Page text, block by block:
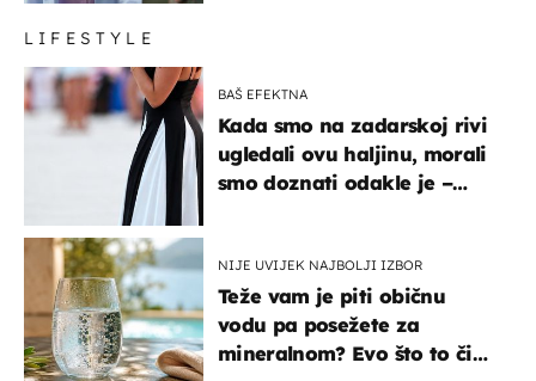
LIFESTYLE
BAŠ EFEKTNA
Kada smo na zadarskoj rivi
ugledali ovu haljinu, morali
smo doznati odakle je –
NIJE UVIJEK NAJBOLJI IZBOR
Teže vam je piti običnu
vodu pa posežete za
mineralnom? Evo što to čini